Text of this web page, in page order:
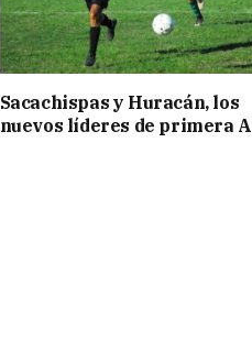
Sacachispas y Huracán, los
nuevos líderes de primera A